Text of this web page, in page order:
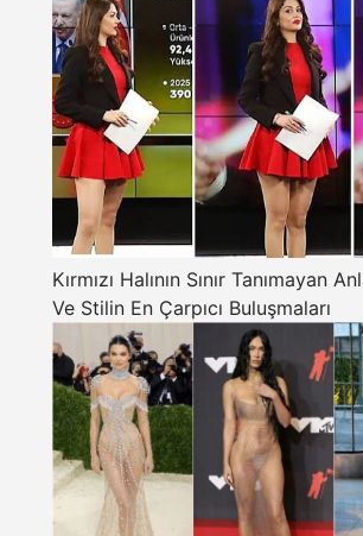
Kırmızı Halının Sınır Tanımayan
Ve Stilin En Çarpıcı Buluşmaları